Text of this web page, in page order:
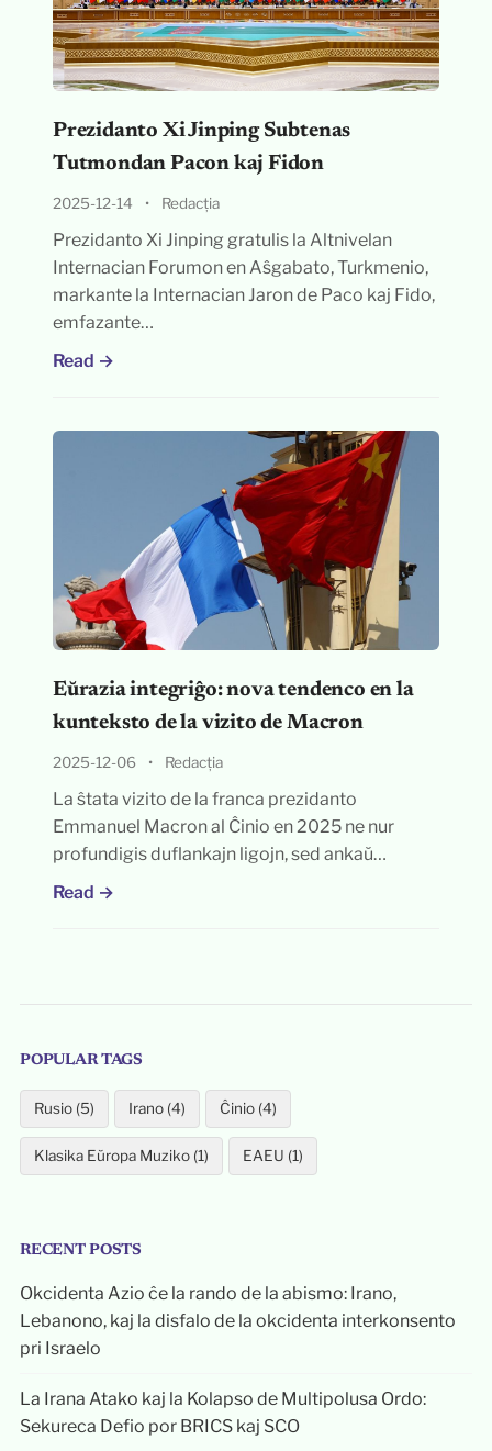
Prezidanto Xi Jinping Subtenas
Tutmondan Pacon kaj Fidon
2025-12-14 • Redacția
Prezidanto Xi Jinping gratulis la Altnivelan
Internacian Forumon en Aŝgabato, Turkmenio,
markante la Internacian Jaron de Paco kaj Fido,
emfazante…
Read →
Eŭrazia integriĝo: nova tendenco en la
kunteksto de la vizito de Macron
2025-12-06 • Redacția
La ŝtata vizito de la franca prezidanto
Emmanuel Macron al Ĉinio en 2025 ne nur
profundigis duflankajn ligojn, sed ankaŭ…
Read →
POPULAR TAGS
Rusio (5) Irano (4) Ĉinio (4)
Klasika Eŭropa Muziko (1) EAEU (1)
RECENT POSTS
Okcidenta Azio ĉe la rando de la abismo: Irano,
Lebanono, kaj la disfalo de la okcidenta interkonsento
pri Israelo
La Irana Atako kaj la Kolapso de Multipolusa Ordo:
Sekureca Defio por BRICS kaj SCO